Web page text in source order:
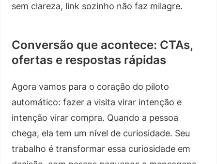
sem clareza, link sozinho não faz milagre.
Conversão que acontece: CTAs,
ofertas e respostas rápidas
Agora vamos para o coração do piloto
automático: fazer a visita virar intenção e
intenção virar compra. Quando a pessoa
chega, ela tem um nível de curiosidade. Seu
trabalho é transformar essa curiosidade em